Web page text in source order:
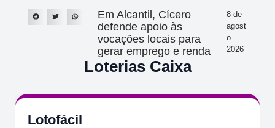
Em Alcantil, Cícero
defende apoio às
vocações locais para
gerar emprego e renda
8 de
agost
o -
2026
Loterias Caixa
Lotofácil